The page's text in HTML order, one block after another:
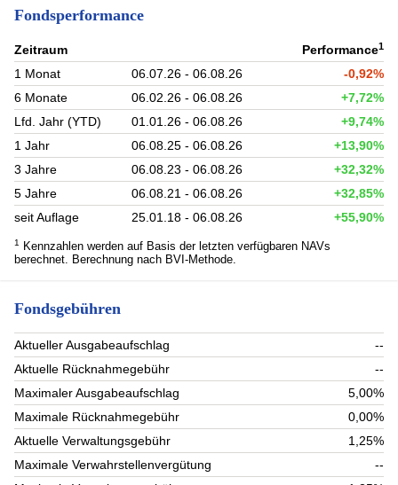
Fondsperformance
Zeitraum Performance1
1 Monat 06.07.26 - 06.08.26
-0,92%
6 Monate
06.02.26 - 06.08.26
+7,72%
Lfd. Jahr (YTD)
01.01.26 - 06.08.26
+9,74%
1 Jahr
06.08.25 - 06.08.26
+13,90%
3 Jahre
06.08.23 - 06.08.26
+32,32%
5 Jahre
06.08.21 - 06.08.26
+32,85%
seit Auflage
25.01.18 - 06.08.26 +55,90%
1
Kennzahlen werden auf Basis der letzten verfügbaren NAVs
berechnet. Berechnung nach BVI-Methode.
Fondsgebühren
Aktueller Ausgabeaufschlag
--
Aktuelle Rücknahmegebühr
--
Maximaler Ausgabeaufschlag
5,00%
Maximale Rücknahmegebühr
0,00%
Aktuelle Verwaltungsgebühr
1,25%
Maximale Verwahrstellenvergütung
--